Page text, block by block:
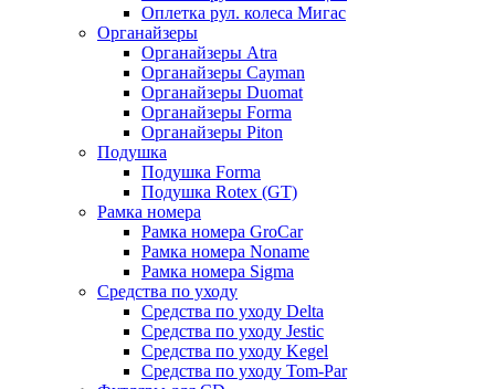
Оплетка рул. колеса Мигас
Органайзеры
Органайзеры Atra
Органайзеры Cayman
Органайзеры Duomat
Органайзеры Forma
Органайзеры Piton
Подушка
Подушка Forma
Подушка Rotex (GT)
Рамка номера
Рамка номера GroCar
Рамка номера Noname
Рамка номера Sigma
Средства по уходу
Средства по уходу Delta
Средства по уходу Jestic
Средства по уходу Kegel
Средства по уходу Tom-Par